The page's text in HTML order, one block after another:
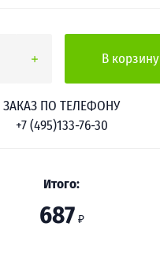
В корзину
ЗАКАЗ ПО ТЕЛЕФОНУ
+7 (495)133-76-30
Итого:
687 ₽